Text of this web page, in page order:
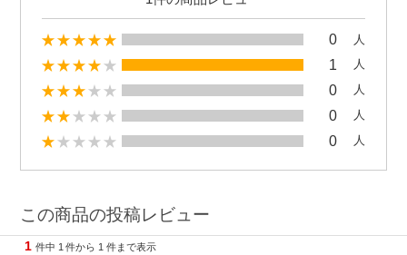
0 人
1 人
0 人
0 人
0 人
この商品の投稿レビュー
1 件中 1 件から 1 件まで表示